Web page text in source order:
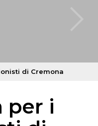
di Cremona
per i